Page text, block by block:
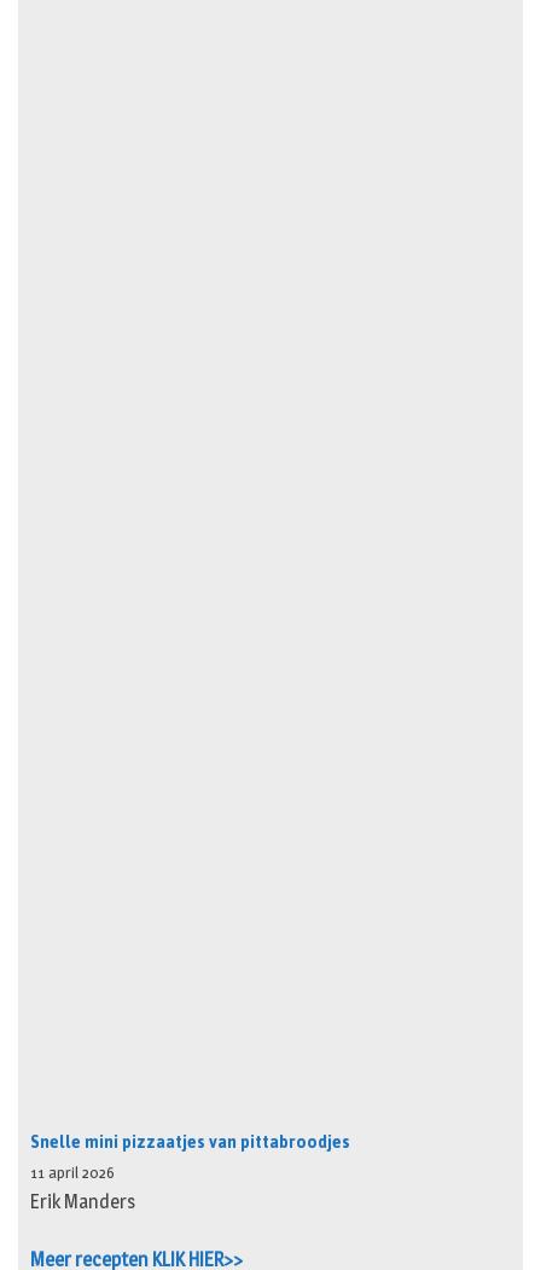
Snelle mini pizzaatjes van pittabroodjes
11 april 2026
Erik Manders
Meer recepten KLIK HIER>>